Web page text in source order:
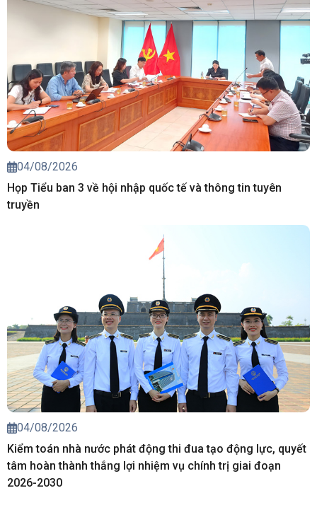
04/08/2026
Họp Tiểu ban 3 về hội nhập quốc tế và thông tin tuyên
truyền
04/08/2026
Kiểm toán nhà nước phát động thi đua tạo động lực, quyết
tâm hoàn thành thắng lợi nhiệm vụ chính trị giai đoạn
2026-2030